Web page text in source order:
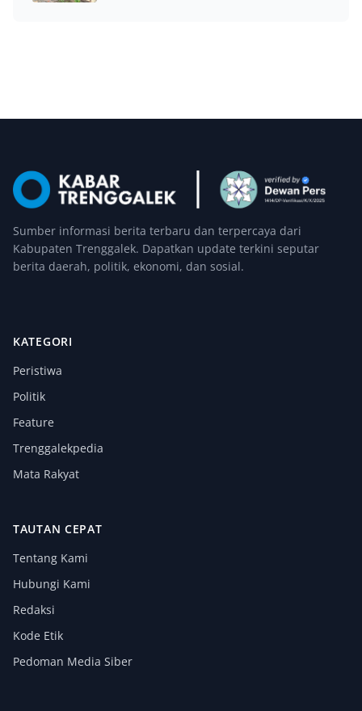
Sumber informasi berita terbaru dan terpercaya dari
Kabupaten Trenggalek. Dapatkan update terkini seputar
berita daerah, politik, ekonomi, dan sosial.
KATEGORI
Peristiwa
Politik
Feature
Trenggalekpedia
Mata Rakyat
TAUTAN CEPAT
Tentang Kami
Hubungi Kami
Redaksi
Kode Etik
Pedoman Media Siber